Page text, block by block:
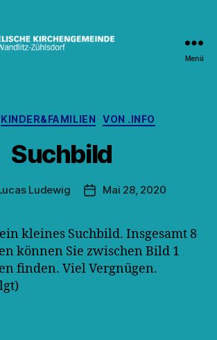
Menü
Kategorien
KINDER&FAMILIEN VON .INFO
Suchbild
Ludewig Veröffentlichungsdatum
Mai 28, 2020
kleines Suchbild. Insgesamt 8
können Sie zwischen Bild 1
finden. Viel Vergnügen.